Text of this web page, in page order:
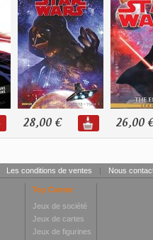
28,00 € 26,00 €
Les conditions de ventes | Nous
Toy Center
Jeux de société
Jeux de cartes
Jeux de figurines